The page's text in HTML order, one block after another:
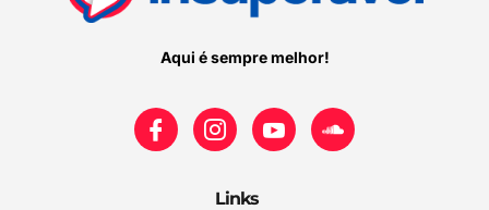
Aqui é sempre melhor!
Links